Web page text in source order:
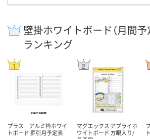
壁掛ホワイトボード（月間予
ランキング
プラス アルミ枠ホワイ
トボード 罫引月予定表
マグエックス アプライホ
ワイトボード 方眼入り/